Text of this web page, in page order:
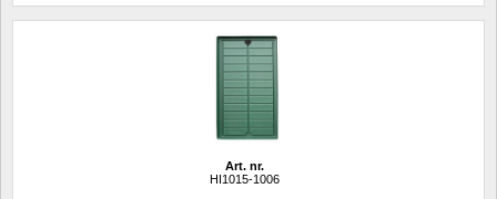
Art. nr.
HI1015-1006